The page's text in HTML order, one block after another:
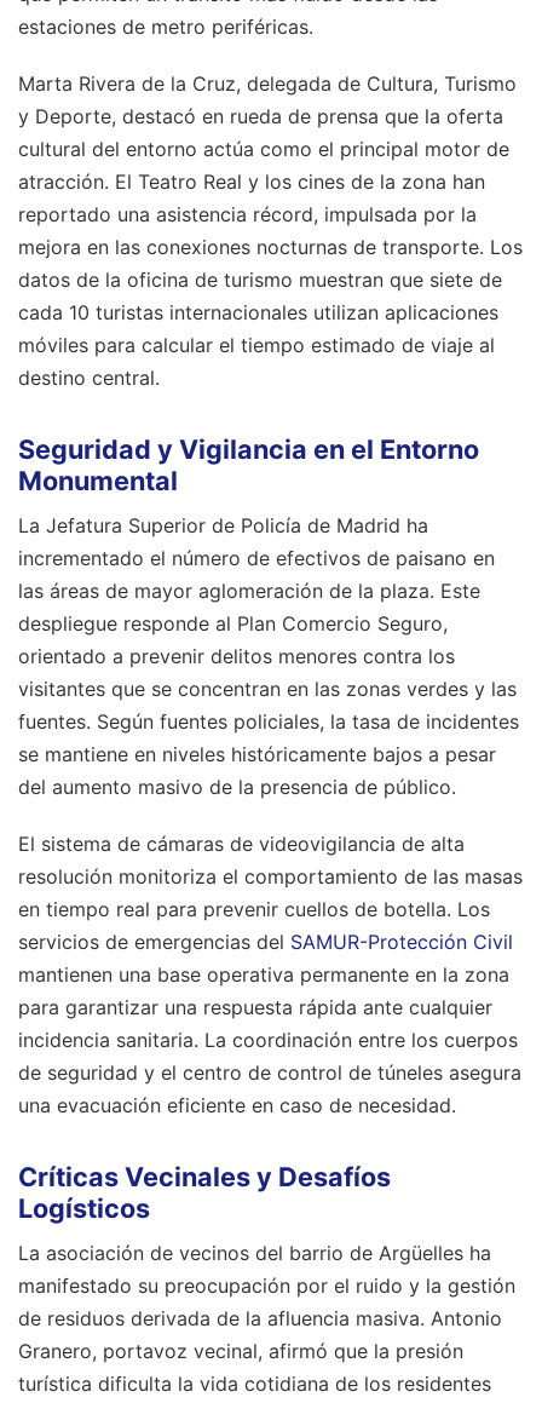
estaciones de metro periféricas.
Marta Rivera de la Cruz, delegada de Cultura, Turismo
y Deporte, destacó en rueda de prensa que la oferta
cultural del entorno actúa como el principal motor de
atracción. El Teatro Real y los cines de la zona han
reportado una asistencia récord, impulsada por la
mejora en las conexiones nocturnas de transporte. Los
datos de la oficina de turismo muestran que siete de
cada 10 turistas internacionales utilizan aplicaciones
móviles para calcular el tiempo estimado de viaje al
destino central.
Seguridad y Vigilancia en el Entorno
Monumental
La Jefatura Superior de Policía de Madrid ha
incrementado el número de efectivos de paisano en
las áreas de mayor aglomeración de la plaza. Este
despliegue responde al Plan Comercio Seguro,
orientado a prevenir delitos menores contra los
visitantes que se concentran en las zonas verdes y las
fuentes. Según fuentes policiales, la tasa de incidentes
se mantiene en niveles históricamente bajos a pesar
del aumento masivo de la presencia de público.
El sistema de cámaras de videovigilancia de alta
resolución monitoriza el comportamiento de las masas
en tiempo real para prevenir cuellos de botella. Los
servicios de emergencias del SAMUR-Protección Civil
mantienen una base operativa permanente en la zona
para garantizar una respuesta rápida ante cualquier
incidencia sanitaria. La coordinación entre los cuerpos
de seguridad y el centro de control de túneles asegura
una evacuación eficiente en caso de necesidad.
Críticas Vecinales y Desafíos
Logísticos
La asociación de vecinos del barrio de Argüelles ha
manifestado su preocupación por el ruido y la gestión
de residuos derivada de la afluencia masiva. Antonio
Granero, portavoz vecinal, afirmó que la presión
turística dificulta la vida cotidiana de los residentes